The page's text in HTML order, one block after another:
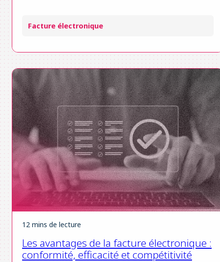
Facture électronique
12 mins de lecture
Les avantages de la facture électronique :
conformité, efficacité et compétitivité